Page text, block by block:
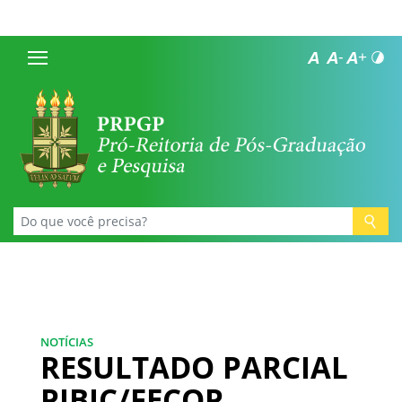
NOTÍCIAS
RESULTADO PARCIAL